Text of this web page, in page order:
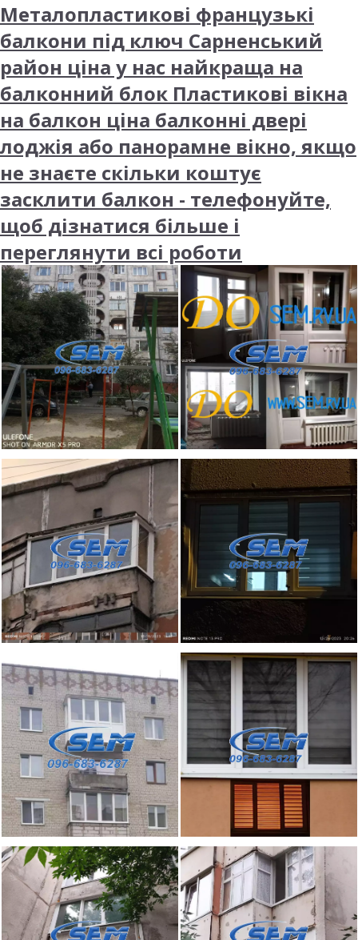
Металопластикові французькі
балкони під ключ Сарненський
район ціна у нас найкраща на
балконний блок Пластикові вікна
на балкон ціна балконні двері
лоджія або панорамне вікно, якщо
не знаєте скільки коштує
засклити балкон - телефонуйте,
щоб дізнатися більше і
переглянути всі роботи